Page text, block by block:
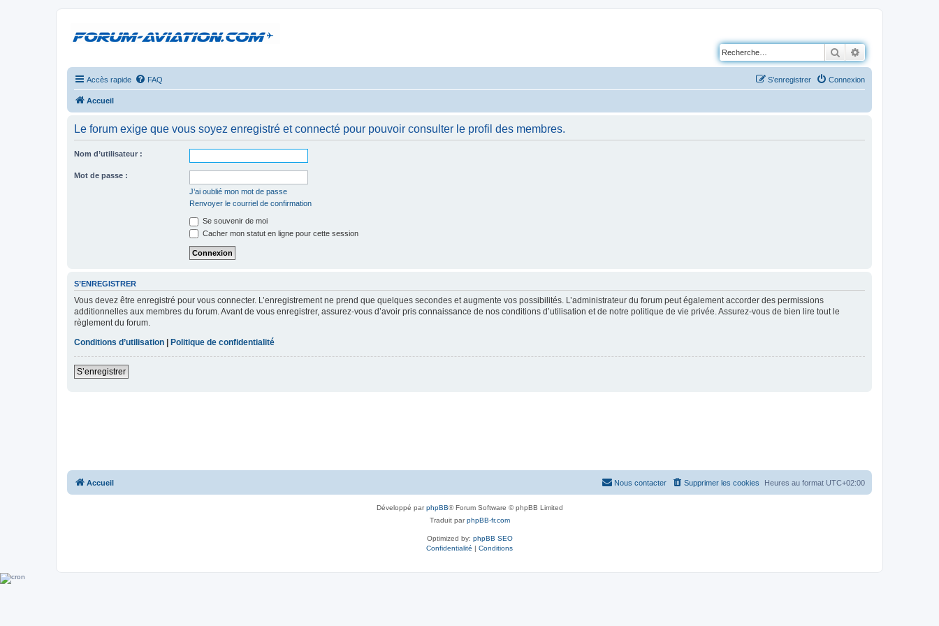
Rechercher
Accès rapide FAQ Connexion
S’enregistrer
Accueil
Le forum exige que vous soyez enregistré et connecté pour pouvoir consulter le profil des membres.
Nom d’utilisateur :
Mot de passe :
J’ai oublié mon mot de passe
Renvoyer le courriel de confirmation
Se souvenir de moi
Cacher mon statut en ligne pour cette session
S’ENREGISTRER
Vous devez être enregistré pour vous connecter. L’enregistrement ne prend que quelques secondes et augmente vos possibilités. L’administrateur du forum peut également accorder des permissions
additionnelles aux membres du forum. Avant de vous enregistrer, assurez-vous d’avoir pris connaissance de nos conditions d’utilisation et de notre politique de vie privée. Assurez-vous de bien lire tout le
règlement du forum.
Conditions d’utilisation | Politique de confidentialité
S’enregistrer
Accueil Heures au format UTC+02:00
Supprimer les cookies
Nous contacter
Développé parphpBB® Forum Software © phpBB Limited
Traduit parphpBB-fr.com
Optimized by: phpBB SEO
Confidentialité | Conditions